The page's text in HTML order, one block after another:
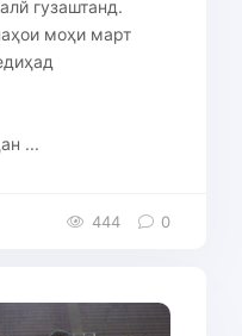
гузаштанд.
моҳи март
...
444 0